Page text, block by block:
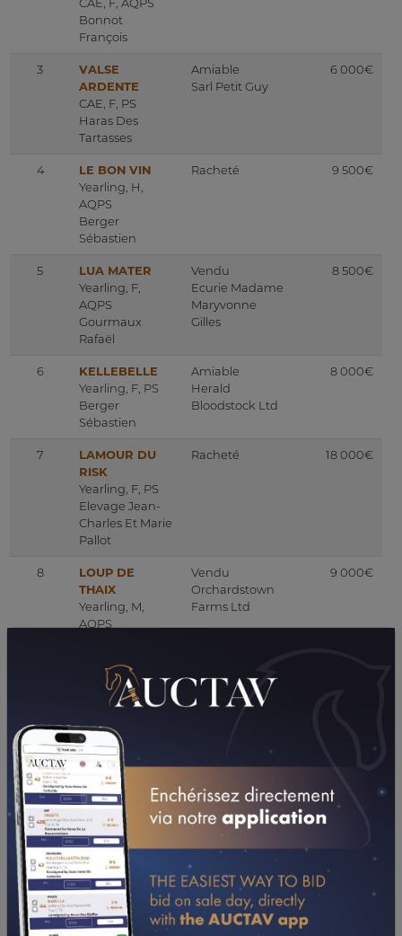
CAE, F, AQPS
Bonnot
François
3
VALSE
ARDENTE
CAE, F, PS
Haras Des
Tartasses
Amiable
Sarl Petit Guy
6 000€
4
LE BON VIN
Yearling, H,
AQPS
Berger
Sébastien
Racheté 9 500€
5
LUA MATER
Yearling, F,
AQPS
Gourmaux
Rafaël
Vendu
Ecurie Madame
Maryvonne
Gilles
8 500€
6
KELLEBELLE
Yearling, F, PS
Berger
Sébastien
Amiable
Herald
Bloodstock Ltd
8 000€
7
LAMOUR DU
RISK
Yearling, F, PS
Elevage Jean-
Charles Et Marie
Pallot
Racheté 18 000€
8
LOUP DE
THAIX
Yearling, M,
AQPS
Vendu
Orchardstown
Farms Ltd
9 000€
ALLONS A
VASSY
Yearling, H, PS
Haras De Vassy
Vendu
Jmc Bloodstock
10
IT'S WIN
O'CLOCK
Yearling, H, PS
Jmc Bloodstock
Nbb Racing
11
LARGO
D'HARMONIE
Yearling, M, PS
Scea Harmonie
V
Racheté